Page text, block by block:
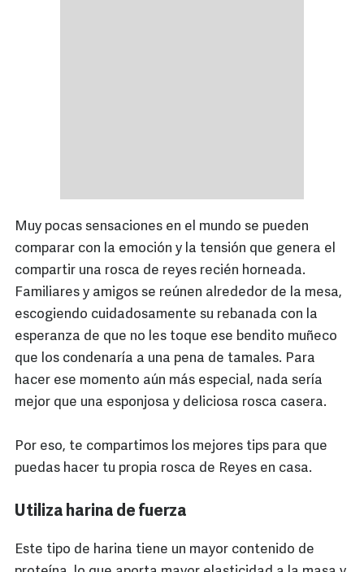
Muy pocas sensaciones en el mundo se pueden
comparar con la emoción y la tensión que genera el
compartir una rosca de reyes recién horneada.
Familiares y amigos se reúnen alrededor de la mesa,
escogiendo cuidadosamente su rebanada con la
esperanza de que no les toque ese bendito muñeco
que los condenaría a una pena de tamales. Para
hacer ese momento aún más especial, nada sería
mejor que una esponjosa y deliciosa rosca casera.
Por eso, te compartimos los mejores tips para que
puedas hacer tu propia rosca de Reyes en casa.
Utiliza harina de fuerza
Este tipo de harina tiene un mayor contenido de